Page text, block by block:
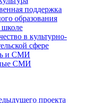
поддержка
образования
школе
в культурно-
сфере
и СМИ
СМИ
проекта